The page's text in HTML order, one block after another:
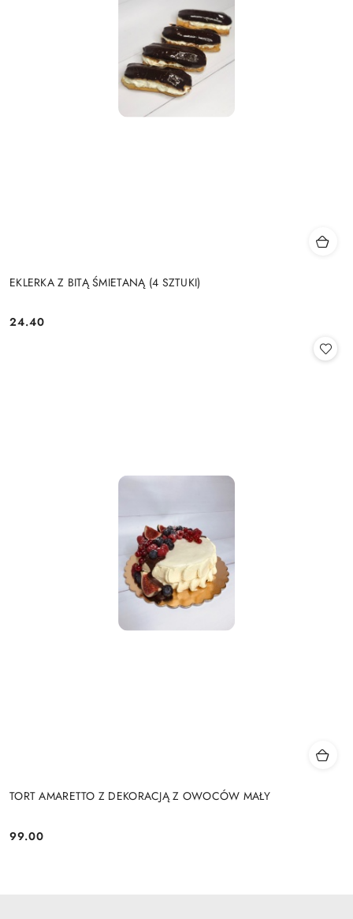
EKLERKA Z BITĄ ŚMIETANĄ (4 SZTUKI)
Cena:
24.40
TORT AMARETTO Z DEKORACJĄ Z OWOCÓW MAŁY
Cena:
99.00